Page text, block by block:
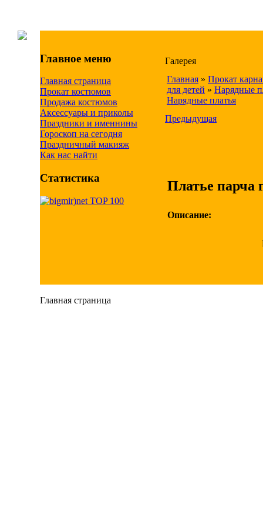
Главное меню
Главная страница
Прокат костюмов
Продажа костюмов
Аксессуары и приколы
Праздники и именнины
Гороскоп на сегодня
Праздничный макияж
Как нас найти
Статистика
Галерея
Главная » Прокат
для детей » Нарядные
Нарядные платья
Предыдущая
Платье парча
Описание:
Главная страница